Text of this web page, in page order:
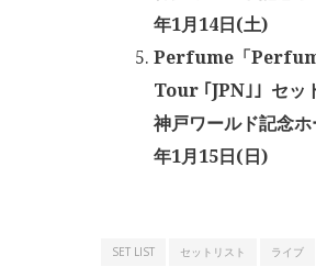
年1月14日(土)
Perfume「
Tour ｢JPN｣」セッ
神戸ワールド記念
年1月15日(日)
SET LIST セットリスト ライブ